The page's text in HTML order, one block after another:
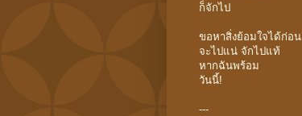
ก็จักไป
ขอหาสิ่งย้อมใจได้ก่อน
จะไปแน่ จักไปแท้
หากฉันพร้อม
วันนี้!
---